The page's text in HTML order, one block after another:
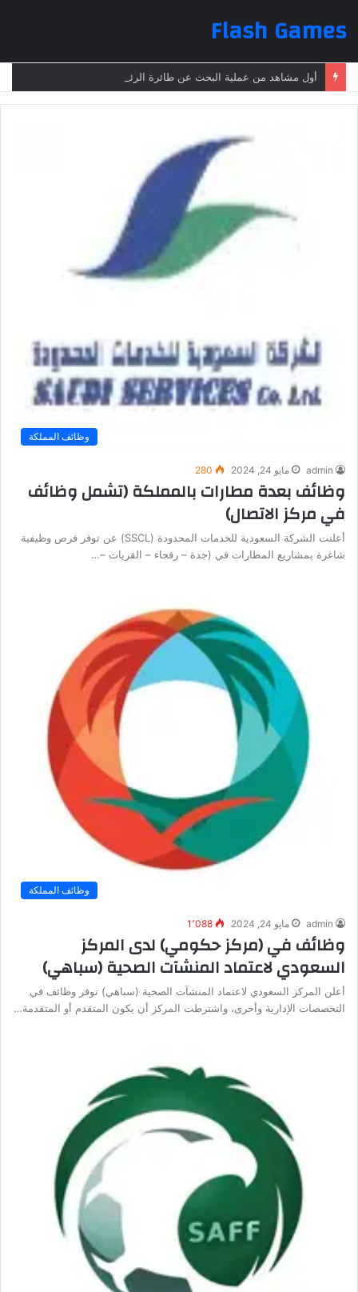
Flash Games
وظائف المملكة
admin مايو 24, 2024 280
وظائف بعدة مطارات بالمملكة (تشمل وظائف
في مركز الاتصال)
أعلنت الشركة السعودية للخدمات المحدودة (SSCL) عن توفر فرص وظيفية
شاغرة بمشاريع المطارات في (جدة – رفحاء – القريات –…
وظائف المملكة
admin مايو 24, 2024 1٬088
وظائف في (مركز حكومي) لدى المركز
السعودي لاعتماد المنشآت الصحية (سباهي)
أعلن المركز السعودي لاعتماد المنشآت الصحية (سباهي) توفر وظائف في
التخصصات الإدارية وأخرى، واشترطت المركز أن يكون المتقدم أو المتقدمة…